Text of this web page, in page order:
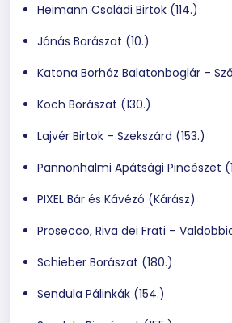
Heimann Családi Birtok (114.)
Jónás Borászat (10.)
Katona Borház Balatonboglár –
Koch Borászat (130.)
Lajvér Birtok – Szekszárd (153.)
Pannonhalmi Apátsági Pincészet
PIXEL Bár és Kávézó (Kárász)
Prosecco, Riva dei Frati –
Schieber Borászat (180.)
Sendula Pálinkák (154.)